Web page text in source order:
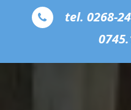
Skip to the content
tel. 0268-